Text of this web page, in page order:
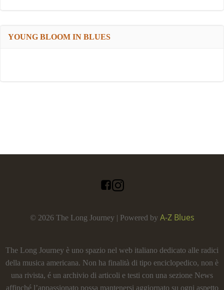
YOUNG BLOOM IN BLUES
© 2026 The Long Journey | Powered by A-Z Blues
The Long Journey è uno spazio nel web italiano dedicato alle radici
della musica americana. Non ha finalità di tipo enciclopedico, non è
una rivista, é un archivio di articoli e testi con una sezione News
affinché l’appassionato possa mantenersi aggiornato su ogni aspetto